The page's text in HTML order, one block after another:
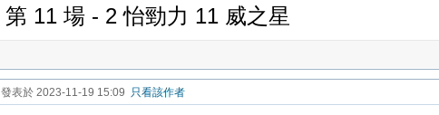
第 11 場 - 2 怡勁力 11 威之星
發表於 2023-11-19 15:09 只看該作者